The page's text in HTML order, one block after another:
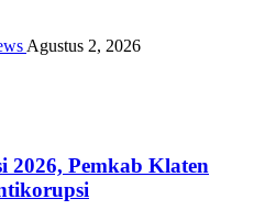
Agustus 2, 2026
2026, Pemkab Klaten